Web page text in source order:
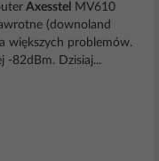
Axesstel
MV610
(downoland
większych problemów.
-82dBm. Dzisiaj...